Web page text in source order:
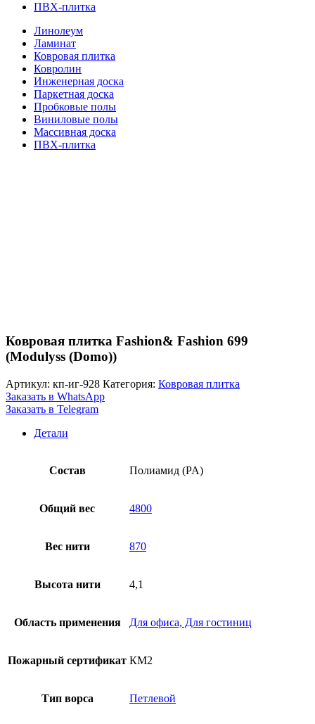
ПВХ-плитка
Линолеум
Ламинат
Ковровая плитка
Ковролин
Инженерная доска
Паркетная доска
Пробковые полы
Виниловые полы
Массивная доска
ПВХ-плитка
Ковровая плитка Fashion& Fashion 699
(Modulyss (Domo))
Артикул: кп-иг-928 Категория: Ковровая плитка
Заказать в WhatsApp
Заказать в Telegram
Детали
Состав Полиамид (PA)
Общий вес 4800
Вес нити 870
Высота нити 4,1
Область применения Для офиса, Для гостиниц
Пожарный сертификат КМ2
Тип ворса Петлевой